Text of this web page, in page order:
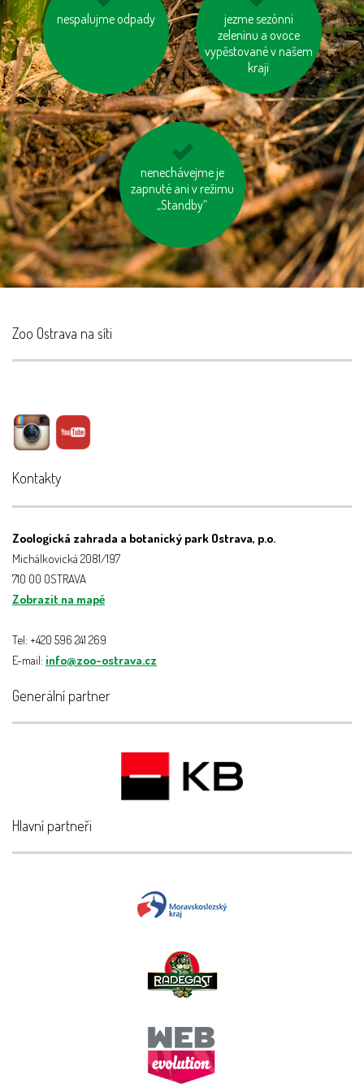
nespalujme odpady
vyhněme se
jezme sezónní
zeleninu a ovoce
vypěstované v našem
kraji
kupujme výrobky
neobsahující palmový
olej
nenechávejme je
zapnuté ani v režimu
„Standby“
používejme dobíjecí
baterie
Zoo Ostrava na síti
Kontakty
Zoologická zahrada a botanický park Ostrava, p.o.
Michálkovická 2081/197
710 00 OSTRAVA
Zobrazit na mapě
Tel: +420 596 241 269
E-mail: info@zoo-ostrava.cz
Generální partner
Hlavní partneři